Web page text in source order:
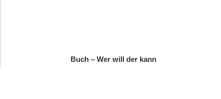
Buch – Wer will der kann